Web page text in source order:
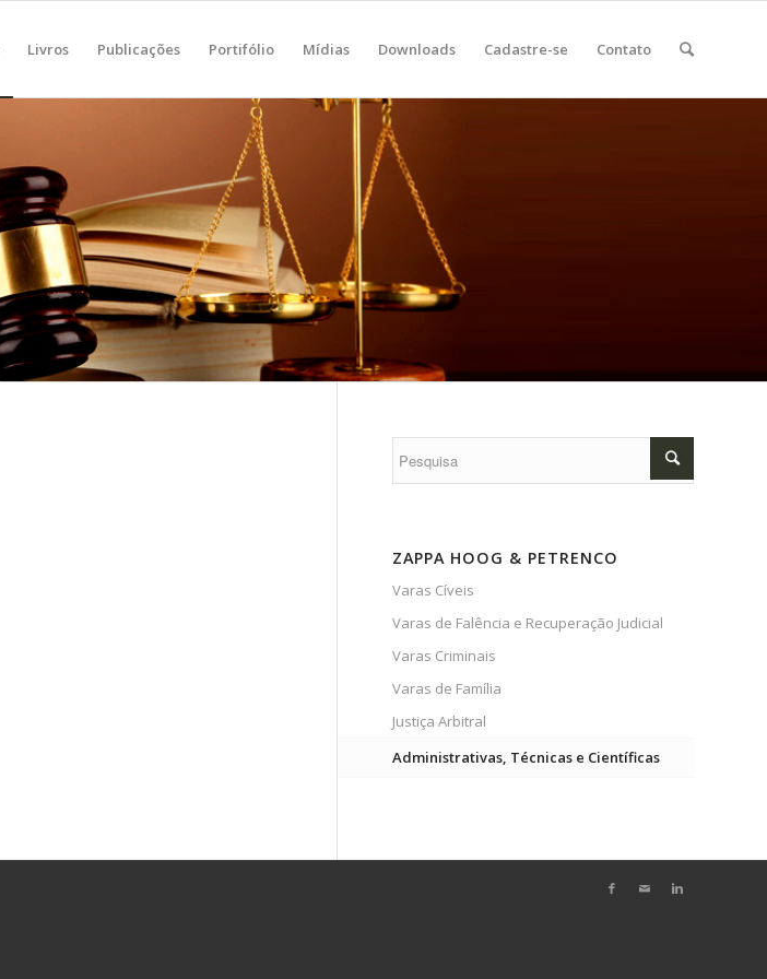
Livros Publicações Portifólio Mídias Downloads Cadastre-se Contato
ZAPPA HOOG & PETRENCO
Varas Cíveis
Varas de Falência e Recuperação Judicial
Varas Criminais
Varas de Família
Justiça Arbitral
Administrativas, Técnicas e Científicas